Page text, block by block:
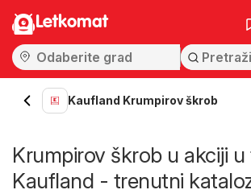
Letkomat
Kaufland Krumpirov škrob
Krumpirov škrob u akciji u
Kaufland - trenutni